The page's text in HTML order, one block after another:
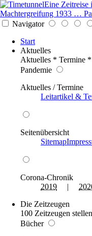
Eine Zeitreise
Machtergreifung 1933 …
Navigator
Start
Aktuelles
Aktuelles * Termine
Pandemie
Aktuelles / Termine
Leitartikel &
Seitenübersicht
Sitemap
Corona-Chronik
2019 |
Die Zeitzeugen
100 Zeitzeugen
Bücher